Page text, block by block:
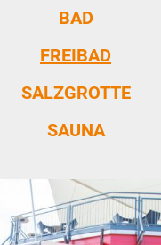
BAD
FREIBAD
SALZGROTTE
SAUNA